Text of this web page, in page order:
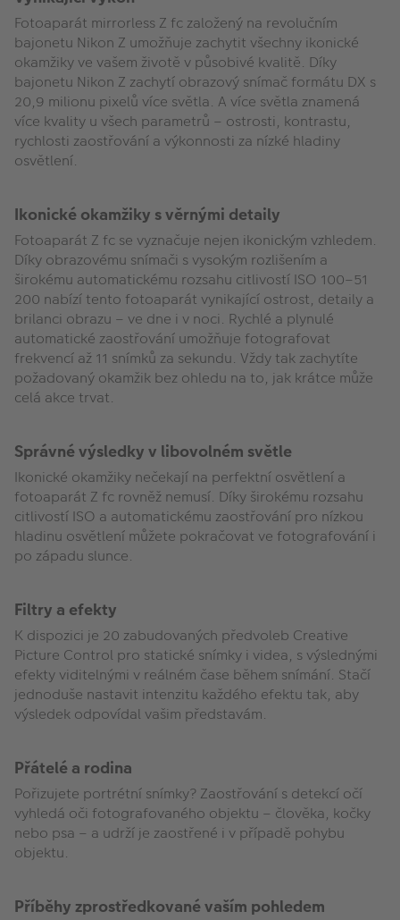
Fotoaparát mirrorless Z fc založený na revolučním
bajonetu Nikon Z umožňuje zachytit všechny ikonické
okamžiky ve vašem životě v působivé kvalitě. Díky
bajonetu Nikon Z zachytí obrazový snímač formátu DX s
20,9 milionu pixelů více světla. A více světla znamená
více kvality u všech parametrů – ostrosti, kontrastu,
rychlosti zaostřování a výkonnosti za nízké hladiny
osvětlení.
Ikonické okamžiky s věrnými detaily
Fotoaparát Z fc se vyznačuje nejen ikonickým vzhledem.
Díky obrazovému snímači s vysokým rozlišením a
širokému automatickému rozsahu citlivostí ISO 100–51
200 nabízí tento fotoaparát vynikající ostrost, detaily a
brilanci obrazu – ve dne i v noci. Rychlé a plynulé
automatické zaostřování umožňuje fotografovat
frekvencí až 11 snímků za sekundu. Vždy tak zachytíte
požadovaný okamžik bez ohledu na to, jak krátce může
celá akce trvat.
Správné výsledky v libovolném světle
Ikonické okamžiky nečekají na perfektní osvětlení a
fotoaparát Z fc rovněž nemusí. Díky širokému rozsahu
citlivostí ISO a automatickému zaostřování pro nízkou
hladinu osvětlení můžete pokračovat ve fotografování i
po západu slunce.
Filtry a efekty
K dispozici je 20 zabudovaných předvoleb Creative
Picture Control pro statické snímky i videa, s výslednými
efekty viditelnými v reálném čase během snímání. Stačí
jednoduše nastavit intenzitu každého efektu tak, aby
výsledek odpovídal vašim představám.
Přátelé a rodina
Pořizujete portrétní snímky? Zaostřování s detekcí očí
vyhledá oči fotografovaného objektu – člověka, kočky
nebo psa – a udrží je zaostřené i v případě pohybu
objektu.
Příběhy zprostředkované vaším pohledem